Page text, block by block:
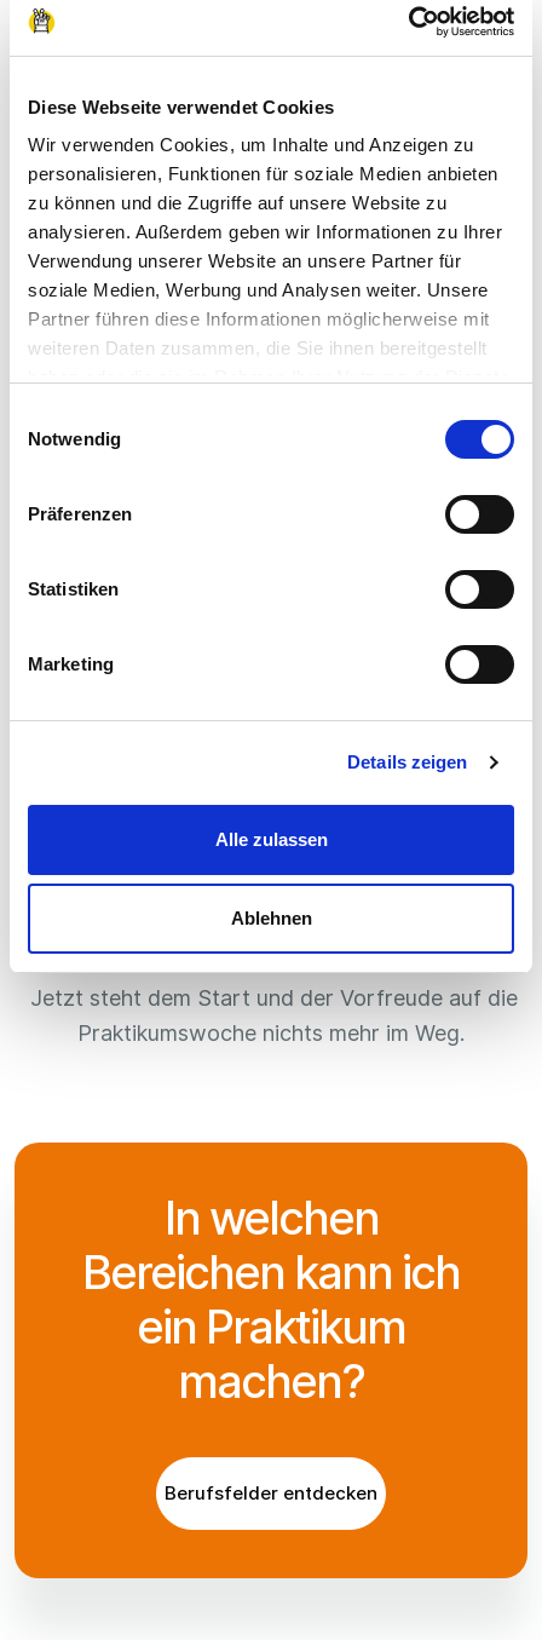
Diese Webseite verwendet Cookies
Wir verwenden Cookies, um Inhalte und Anzeigen zu
personalisieren, Funktionen für soziale Medien anbieten
zu können und die Zugriffe auf unsere Website zu
analysieren. Außerdem geben wir Informationen zu Ihrer
Verwendung unserer Website an unsere Partner für
soziale Medien, Werbung und Analysen weiter. Unsere
Partner führen diese Informationen möglicherweise mit
weiteren Daten zusammen, die Sie ihnen bereitgestellt
Impressum
Notwendig
Präferenzen
Statistiken
Marketing
Details zeigen
Alle zulassen
Ablehnen
In deinem Profil kannst du immer den aktuellen
Benachrichtigung.
3. Berufe ausprobieren
An deinen ausgewählten Tagen lernst du nun
immer ein neues Unternehmen kennen. Die
Praktikumstage finden normalerweise in den
Firmen vor Ort statt. Sie werden interessant und
abwechslungsreich durch die Ausbilder:innen
Jetzt steht dem Start und der Vorfreude auf die
Praktikumswoche nichts mehr im Weg.
In welchen
Bereichen kann ich
ein Praktikum
machen?
Berufsfelder entdecken